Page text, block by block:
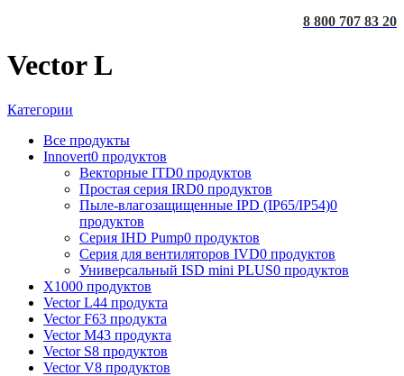
8 800 707 83 20
Vector L
Категории
Все продукты
Innovert0 продуктов
Векторные ITD0 продуктов
Простая серия IRD0 продуктов
Пыле-влагозащищенные IPD (IP65/IP54)0
продуктов
Серия IHD Pump0 продуктов
Серия для вентиляторов IVD0 продуктов
Универсальный ISD mini PLUS0 продуктов
X1000 продуктов
Vector L44 продукта
Vector F63 продукта
Vector M43 продукта
Vector S8 продуктов
Vector V8 продуктов